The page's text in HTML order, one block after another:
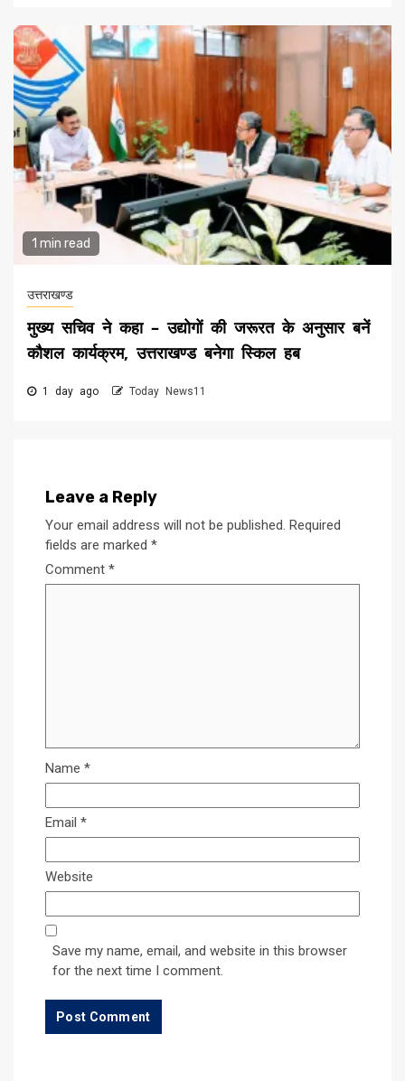
1 min read
उत्तराखण्ड
मुख्य सचिव ने कहा – उद्योगों की जरूरत के अनुसार बनें
कौशल कार्यक्रम, उत्तराखण्ड बनेगा स्किल हब
1 day ago Today News11
Leave a Reply
Your email address will not be published. Required
fields are marked *
Comment *
Name *
Email *
Website
Save my name, email, and website in this browser
for the next time I comment.